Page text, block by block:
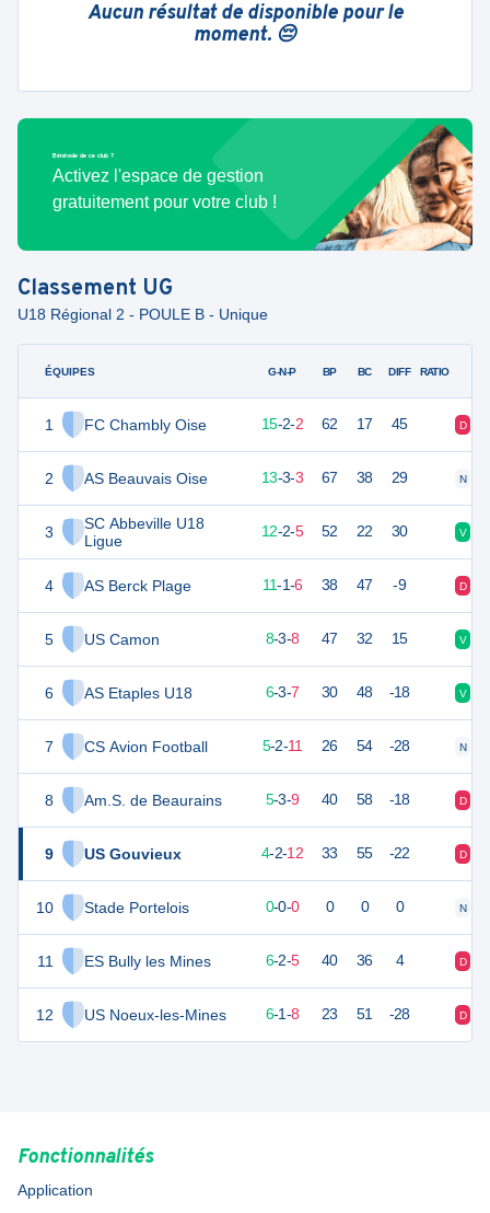
Aucun résultat de disponible pour le
moment. 😔
Bénévole de ce club ?
Activez l'espace de gestion
gratuitement pour votre club !
Classement UG
U18 Régional 2 - POULE B - Unique
ÉQUIPES
1 FC Chambly Oise
2 AS Beauvais Oise
3
SC Abbeville U18
Ligue
4 AS Berck Plage
5 US Camon
6 AS Etaples U18
7 CS Avion Football
8 Am.S. de Beaurains
9 US Gouvieux
10 Stade Portelois
11 ES Bully les Mines
12 US Noeux-les-Mines
G-N-P BP BC DIFF RATIO
46 15-2-2 62 17 45 D
41 13-3-3 67 38 29 N
38 12-2-5 52 22 30 V
11-1-6 38 47 -9 D
8-3-8 47 32 15 V
18 6-3-7 30 48 -18 V
16 5-2-11 26 54 -28 N
14 5-3-9 40 58 -18 D
4-2-12 33 55 -22 D
0-0-0 0 0 0 N
19 6-2-5 40 36 4 D
15 6-1-8 23 51 -28 D
Fonctionnalités
Application